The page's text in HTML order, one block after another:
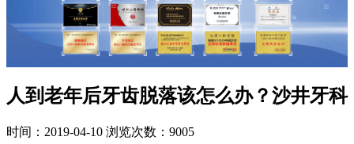
人到老年后牙齿脱落该怎么办？沙井牙科
时间：2019-04-10 浏览次数：9005